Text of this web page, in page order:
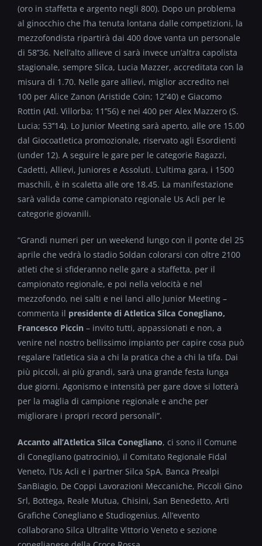
(oro in staffetta e argento negli 800). Dopo un problema
al ginocchio che l’ha tenuta lontana dalle competizioni, la
mezzofondista ripartirà dai 400 dove vanta un personale
di 58’’36. Nell’alto allieve ci sarà invece un’altra capolista
stagionale, sempre Silca, Lucia Mazzer, accreditata con la
misura di 1.70. Nelle gare allievi, miglior accredito nei
100 per Alice Zanon (Aristide Coin; 12’’40) e Giacomo
Rottin (Atl. Villorba; 11’’56) e nei 400 per Alex Mazzero (S.
Lucia; 53’’14). Lo Junior Meeting sarà aperto, alle ore 15.00
dal Giocoatletica promozionale, riservato agli Esordienti
(under 12). A seguire le gare per le categorie Ragazzi,
Cadetti, Allievi, Juniores e Assoluti. L’ultima gara, i 1500
maschili, è in scaletta alle ore 18.45. La manifestazione
sarà valida come campionato regionale Us Acli per le
categorie giovanili.
“Grandi numeri per un weekend lungo con il ponte del 25
aprile che vedrà lo stadio Soldan colorarsi con oltre 2100
atleti che si sfideranno nelle gare a staffetta, per il
campionato regionale, e poi nella velocità e nel
mezzofondo, nei salti e nei lanci allo Junior Meeting –
commenta il presidente di Atletica Silca Conegliano,
Francesco Piccin – invito tutti, appassionati e non, a
venire nel nostro bellissimo impianto per capire cosa può
regalare l’atletica sia a chi la pratica che a chi la tifa. Dai
più piccoli, ai più grandi, sarà una grande festa lunga
due giorni. Agonismo e intensità per gare dove si lotterà
per la maglia di campione regionale e anche per
migliorare i propri record personali”.
Accanto all’Atletica Silca Conegliano, ci sono il Comune
di Conegliano (patrocinio), il Comitato Regionale Fidal
Veneto, l’Us Acli e i partner Silca SpA, Banca Prealpi
SanBiagio, De Coppi Lavorazioni Meccaniche, Piccoli Gino
Srl, Bottega, Reale Mutua, Chisini, San Benedetto, Arti
Grafiche Conegliano e Studiogenius. All’evento
collaborano Silca Ultralite Vittorio Veneto e sezione